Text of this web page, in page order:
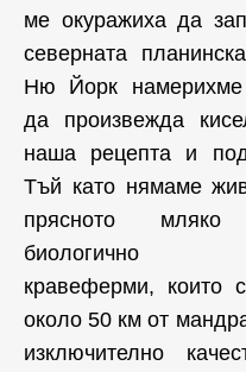
ме окуражиха да
северната
Ню Йорк намерихме
да произвежда
наша рецепта и
Тъй като нямаме
прясното
биологично
кравеферми, които
около 50 км от
изключително